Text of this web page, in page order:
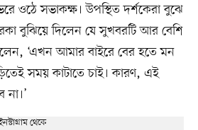
ওঠে সভাকক্ষ। উপস্থিত দর্শকেরা বুঝে
বুঝিয়ে দিলেন যে সুখবরটি আর বেশি
‘এখন আমার বাইরে বের হতে মন
সময় কাটাতে চাই। কারণ, এই